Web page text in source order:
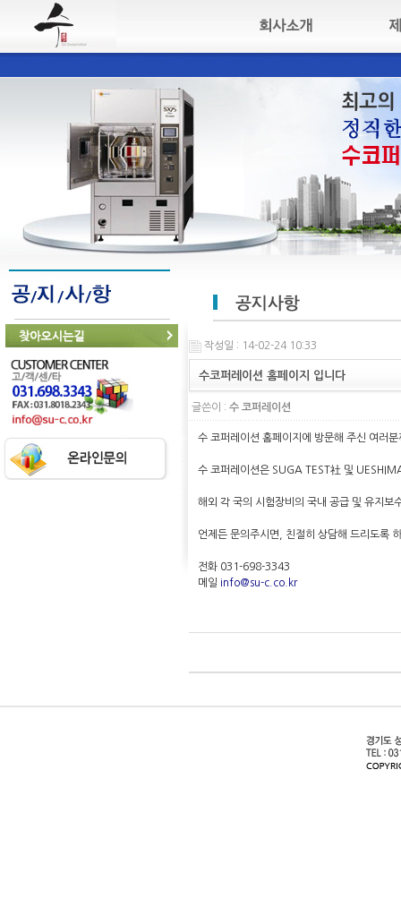
작성일 : 14-02-24 10:33
수코퍼레이션 홈페이지 입니다
글쓴이 : 수 코퍼레이션
수 코퍼레이션 홈페이지에 방문해 주신 여러
수 코퍼레이션은 SUGA TEST社 및
해외 각 국의 시험장비의 국내 공급 및 유지보
언제든 문의주시면, 친절히 상담해 드리도록
전화 031-698-3343
메일 info@su-c.co.kr